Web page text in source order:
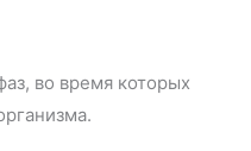
во время которых